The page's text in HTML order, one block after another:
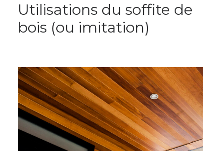
Utilisations du soffite de
bois (ou imitation)